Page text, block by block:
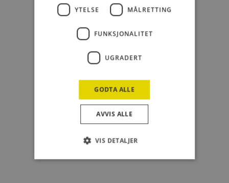
YTELSE MÅLRETTING
FUNKSJONALITET
UGRADERT
GODTA ALLE
AVVIS ALLE
VIS DETALJER